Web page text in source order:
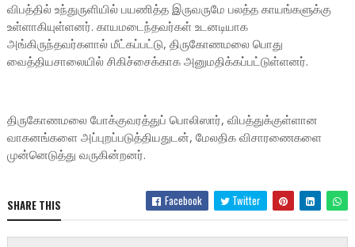
விபத்தில் உந்துருளியில் பயணித்த இருவருமே பலத்த காயங்களுக்கு
உள்ளாகியுள்ளனர். காயமடைந்தவர்கள் உடனடியாக
அங்கிருந்தவர்களால் மீட்கப்பட்டு, திருகோணமலை பொது
வைத்தியசாலையில் சிகிச்சைக்காக அனுமதிக்கப்பட்டுள்ளனர்.
திருகோணமலை போக்குவரத்துப் பொலிஸார், விபத்துக்குள்ளான
வாகனங்களை அப்புறப்படுத்தியதுடன், மேலதிக விசாரணைகளை
முன்னெடுத்து வருகின்றனர்.
SHARE THIS Facebook Twitter